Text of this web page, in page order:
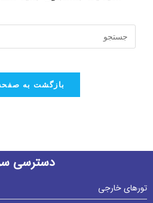
بازگشت به
دسترسی
تورهای خارجی